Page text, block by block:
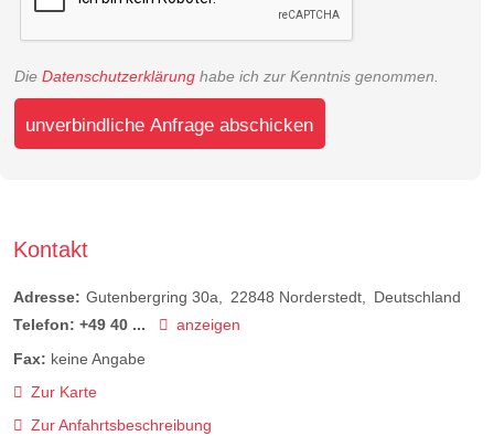
Die Datenschutzerklärung habe ich zur Kenntnis genommen.
unverbindliche Anfrage abschicken
Kontakt
Adresse: Gutenbergring 30a 22848 Norderstedt
Deutschland
Telefon: +49 40 ...
anzeigen
Fax: keine Angabe
Zur Karte
Zur Anfahrtsbeschreibung